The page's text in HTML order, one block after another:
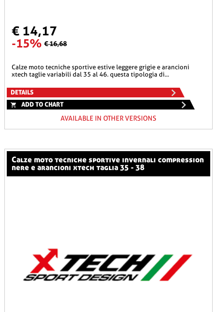
€ 14,17
-15% € 16,68
calze moto tecniche sportive estive leggere grigie e arancioni
xtech taglie variabili dal 35 al 46. questa tipologia di...
DETAILS
ADD TO CHART
AVAILABLE IN OTHER VERSIONS
calze moto tecniche sportive invernali compression
nere e arancioni xtech taglia 35 - 38